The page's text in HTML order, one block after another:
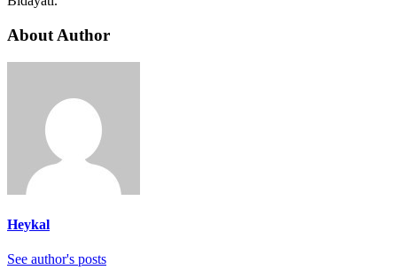
About Author
Heykal
See author's posts